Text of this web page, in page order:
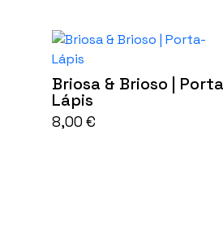
Briosa & Brioso |
Lápis
8,00 €